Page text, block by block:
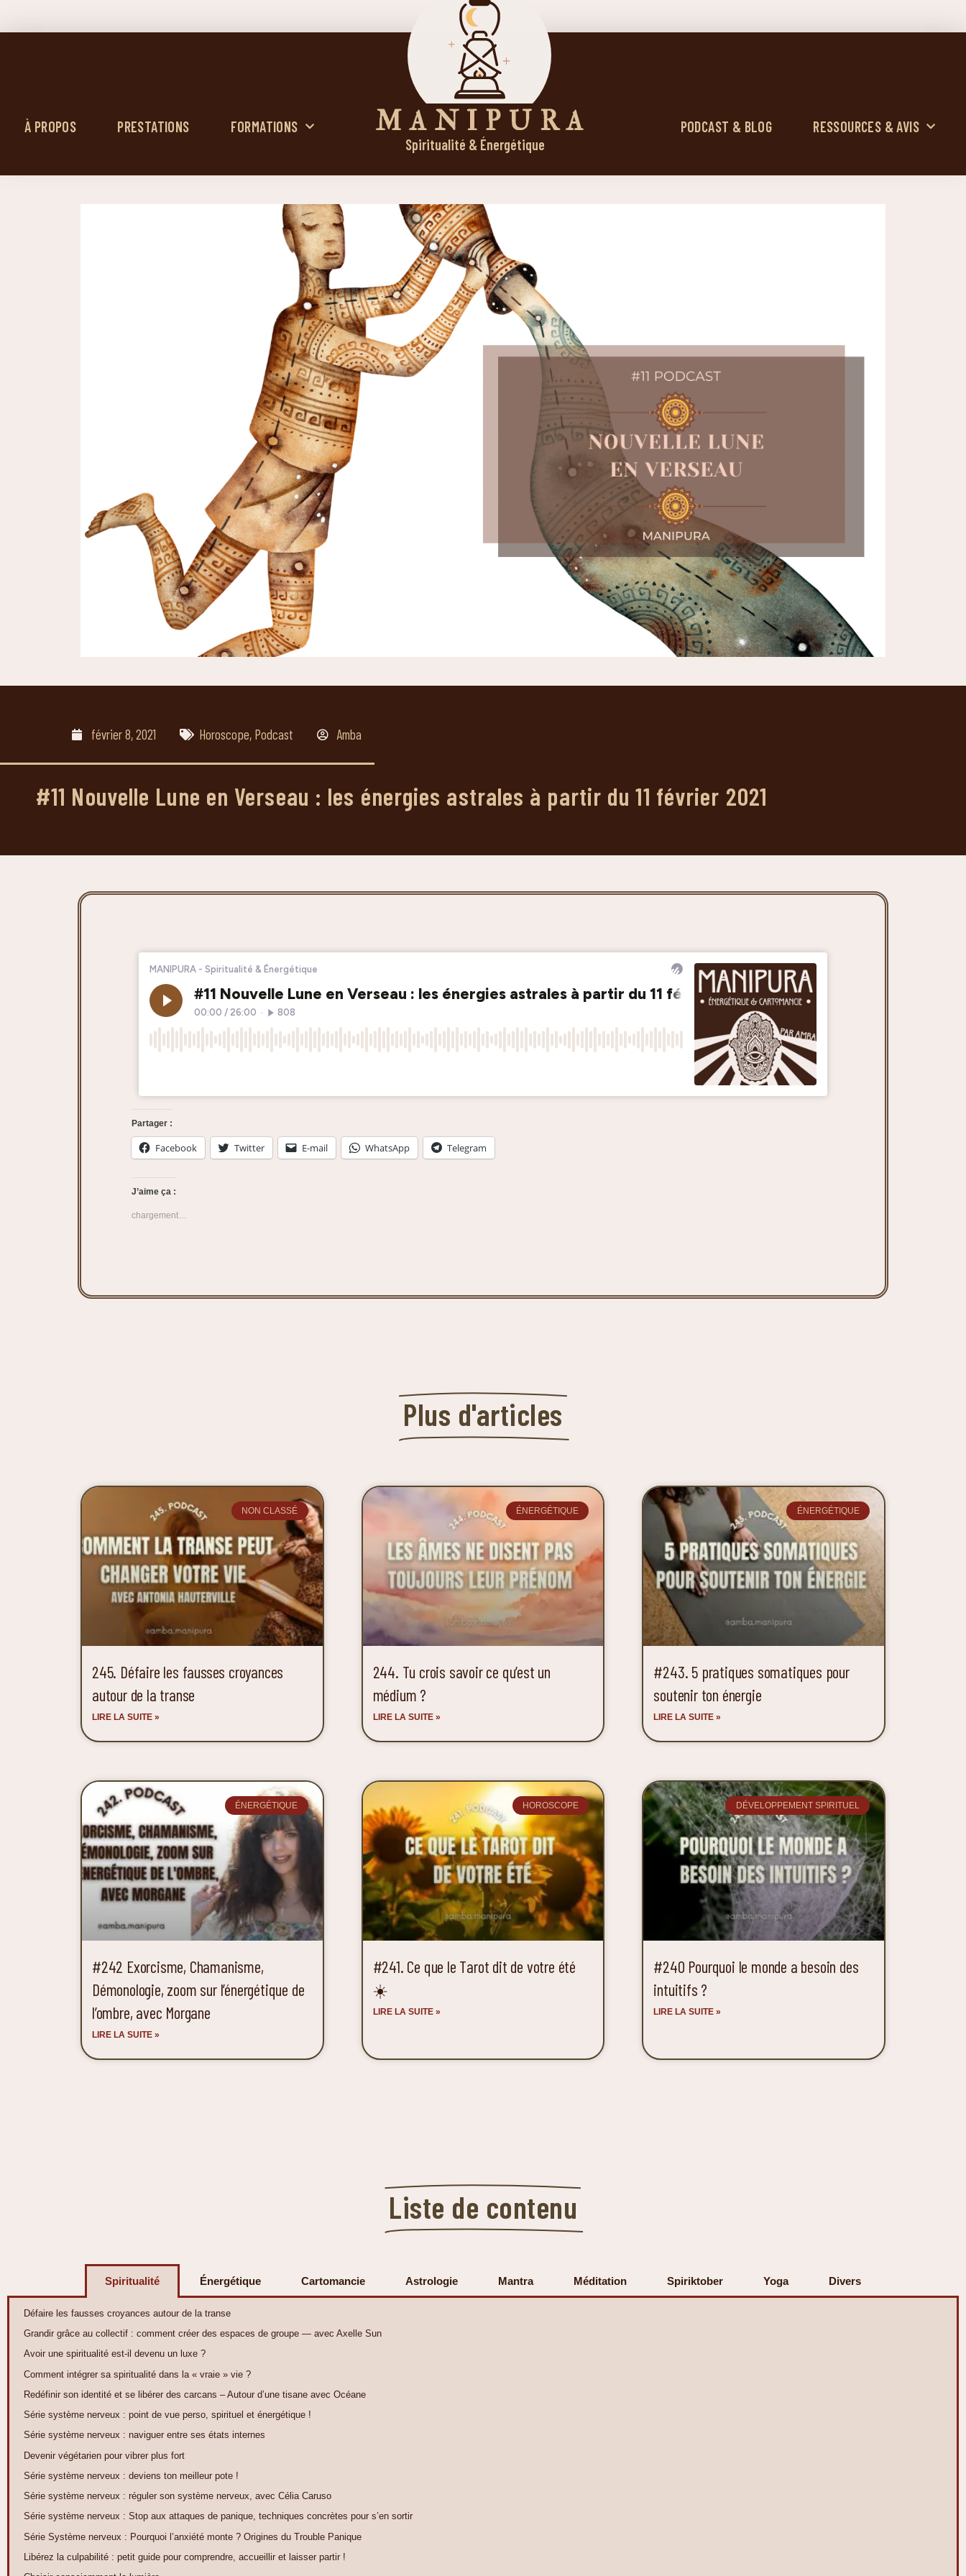
À PROPOS PRESTATIONS FORMATIONS M A N I P U R A PODCAST & BLOG
RESSOURCES & AVIS
Spiritualité & Énergétique
février 8, 2021 Horoscope, Podcast Amba
#11 Nouvelle Lune en Verseau : les énergies astrales à partir du 11 février 2021
Partager :
Facebook Twitter E-mail WhatsApp Telegram
J’aime ça :
chargement…
Plus d'articles
NON CLASSÉ
245. Défaire les fausses croyances
autour de la transe
LIRE LA SUITE »
ÉNERGÉTIQUE
244. Tu crois savoir ce qu’est un
médium ?
LIRE LA SUITE »
ÉNERGÉTIQUE
#243. 5 pratiques somatiques pour
soutenir ton énergie
LIRE LA SUITE »
ÉNERGÉTIQUE
#242 Exorcisme, Chamanisme,
Démonologie, zoom sur l’énergétique de
l’ombre, avec Morgane
LIRE LA SUITE »
HOROSCOPE
#241. Ce que le Tarot dit de votre été
☀️
LIRE LA SUITE »
DÉVELOPPEMENT SPIRITUEL
#240 Pourquoi le monde a besoin des
intuitifs ?
LIRE LA SUITE »
Liste de contenu
Spiritualité Énergétique Cartomancie Astrologie Mantra Méditation Spiriktober Yoga Divers
Défaire les fausses croyances autour de la transe
Grandir grâce au collectif : comment créer des espaces de groupe — avec Axelle Sun
Avoir une spiritualité est-il devenu un luxe ?
Comment intégrer sa spiritualité dans la « vraie » vie ?
Redéfinir son identité et se libérer des carcans – Autour d’une tisane avec Océane
Série système nerveux : point de vue perso, spirituel et énergétique !
Série système nerveux : naviguer entre ses états internes
Devenir végétarien pour vibrer plus fort
Série système nerveux : deviens ton meilleur pote !
Série système nerveux : réguler son système nerveux, avec Célia Caruso
Série système nerveux : Stop aux attaques de panique, techniques concrètes pour s’en sortir
Série Système nerveux : Pourquoi l’anxiété monte ? Origines du Trouble Panique
Libérez la culpabilité : petit guide pour comprendre, accueillir et laisser partir !